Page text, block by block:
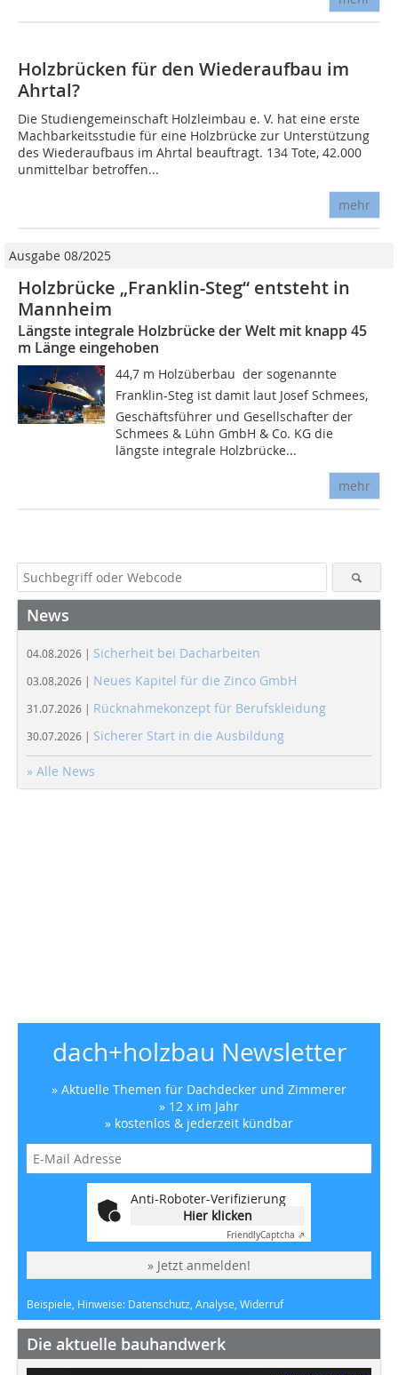
Holzbrücken für den Wiederaufbau im
Ahrtal?
Die Studiengemeinschaft Holzleimbau e. V. hat eine erste
Machbarkeitsstudie für eine Holzbrücke zur Unterstützung
des Wiederaufbaus im Ahrtal beauftragt. 134 Tote, 42.000
unmittelbar betroffen...
mehr
Ausgabe 08/2025
Holzbrücke „Franklin-Steg“ entsteht in
Mannheim
Längste integrale Holzbrücke der Welt mit knapp 45
m Länge eingehoben
44,7 m Holzüberbau  der sogenannte
Franklin-Steg ist damit laut Josef Schmees,
Geschäftsführer und Gesellschafter der
Schmees & Lühn GmbH & Co. KG die
längste integrale Holzbrücke...
mehr
News
04.08.2026 | Sicherheit bei Dacharbeiten
03.08.2026 | Neues Kapitel für die Zinco GmbH
31.07.2026 | Rücknahmekonzept für Berufskleidung
30.07.2026 | Sicherer Start in die Ausbildung
» Alle News
dach+holzbau Newsletter
» Aktuelle Themen für Dachdecker und Zimmerer
» 12 x im Jahr
» kostenlos & jederzeit kündbar
Anti-Roboter-Verifizierung
Hier klicken
FriendlyCaptcha ⇗
» Jetzt anmelden!
Beispiele, Hinweise: Datenschutz, Analyse, Widerruf
Die aktuelle bauhandwerk